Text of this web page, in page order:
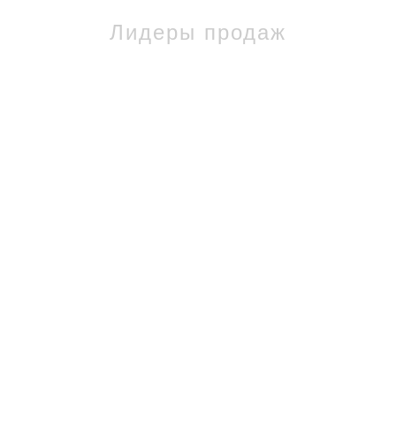
Лидеры продаж